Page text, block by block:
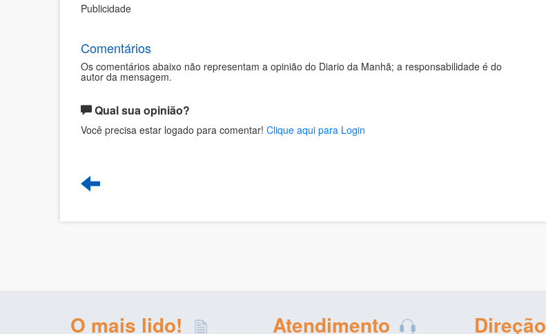
Publicidade
Comentários
Os comentários abaixo não representam a opinião do Diario da Manhã; a responsabilidade é do
autor da mensagem.
Qual sua opinião?
Você precisa estar logado para comentar! Clique aqui para Login
O mais lido! Atendimento Direção